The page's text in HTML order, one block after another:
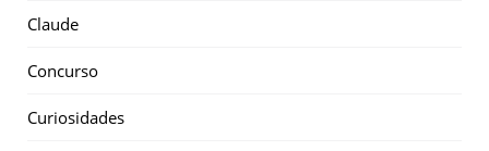
Claude
Concurso
Curiosidades